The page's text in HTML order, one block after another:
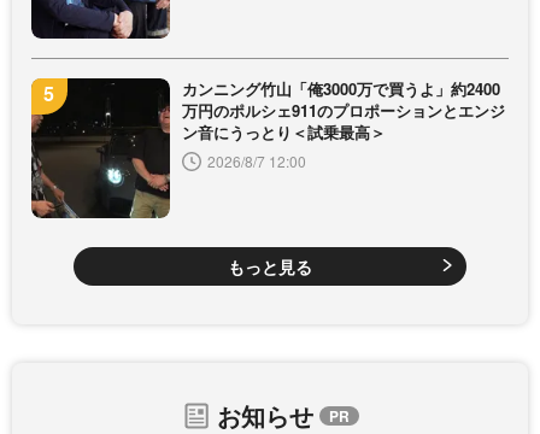
カンニング竹山「俺3000万で買うよ」約2400
万円のポルシェ911のプロポーションとエンジ
ン音にうっとり＜試乗最高＞
2026/8/7 12:00
もっと見る
お知らせ